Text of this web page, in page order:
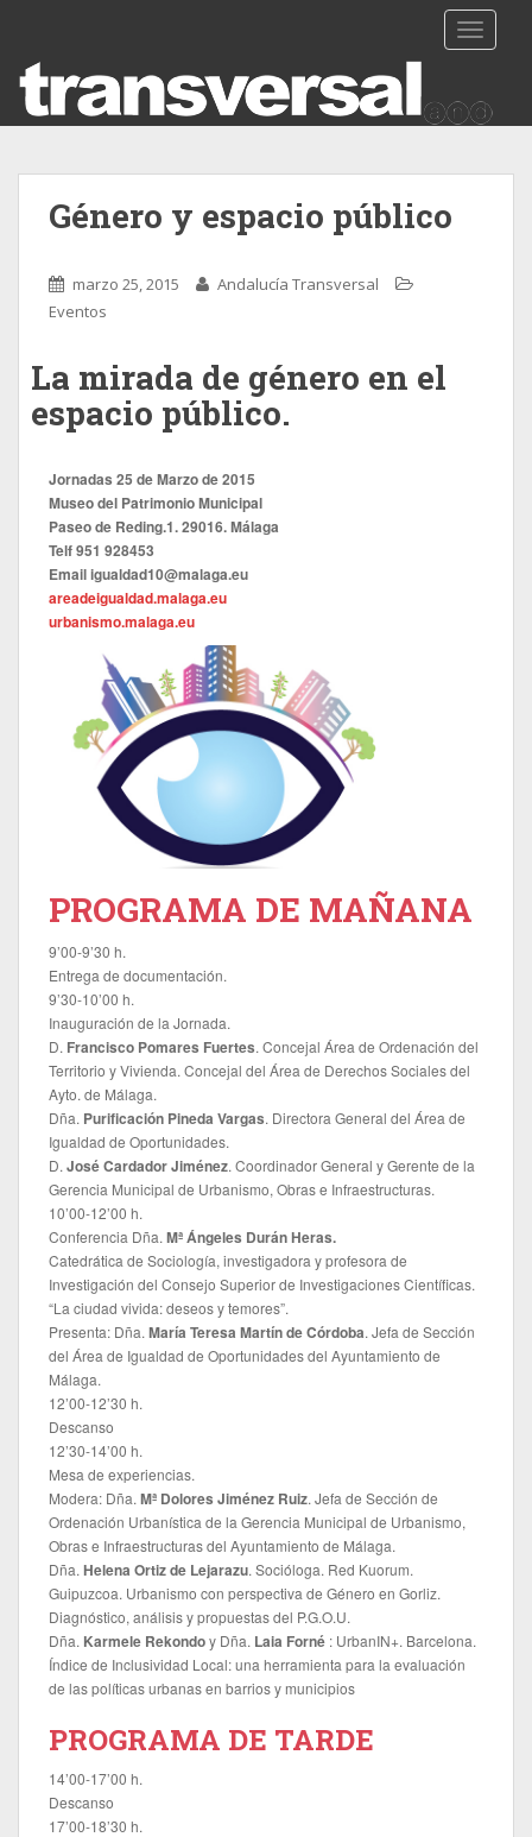
Género y espacio público
marzo 25, 2015
Andalucía Transversal
Eventos
La mirada de género en el
espacio público.
Jornadas 25 de Marzo de 2015
Museo del Patrimonio Municipal
Paseo de Reding.1. 29016. Málaga
Telf 951 928453
Email igualdad10@malaga.eu
areadeigualdad.malaga.eu
urbanismo.malaga.eu
PROGRAMA DE MAÑANA
9’00-9’30 h.
Entrega de documentación.
9’30-10’00 h.
Inauguración de la Jornada.
D. Francisco Pomares Fuertes. Concejal Área de Ordenación del
Territorio y Vivienda. Concejal del Área de Derechos Sociales del
Ayto. de Málaga.
Dña. Purificación Pineda Vargas. Directora General del Área de
Igualdad de Oportunidades.
D. José Cardador Jiménez. Coordinador General y Gerente de la
Gerencia Municipal de Urbanismo, Obras e Infraestructuras.
10’00-12’00 h.
Conferencia Dña. Mª Ángeles Durán Heras.
Catedrática de Sociología, investigadora y profesora de
Investigación del Consejo Superior de Investigaciones Científicas.
“La ciudad vivida: deseos y temores”.
Presenta: Dña. María Teresa Martín de Córdoba. Jefa de Sección
del Área de Igualdad de Oportunidades del Ayuntamiento de
Málaga.
12’00-12’30 h.
Descanso
12’30-14’00 h.
Mesa de experiencias.
Modera: Dña. Mª Dolores Jiménez Ruiz. Jefa de Sección de
Ordenación Urbanística de la Gerencia Municipal de Urbanismo,
Obras e Infraestructuras del Ayuntamiento de Málaga.
Dña. Helena Ortiz de Lejarazu. Socióloga. Red Kuorum.
Guipuzcoa. Urbanismo con perspectiva de Género en Gorliz.
Diagnóstico, análisis y propuestas del P.G.O.U.
Dña. Karmele Rekondoy Dña. Laia Forné : UrbanIN+. Barcelona.
Índice de Inclusividad Local: una herramienta para la evaluación
de las políticas urbanas en barrios y municipios
PROGRAMA DE TARDE
14’00-17’00 h.
Descanso
17’00-18’30 h.